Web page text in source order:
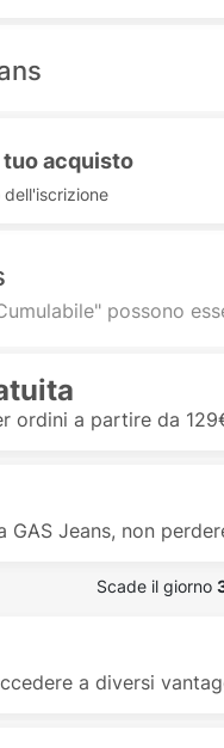
acquisto
dell'iscrizione
possono
ordini a partire da
GAS Jeans, non
Scade il giorno
a diversi